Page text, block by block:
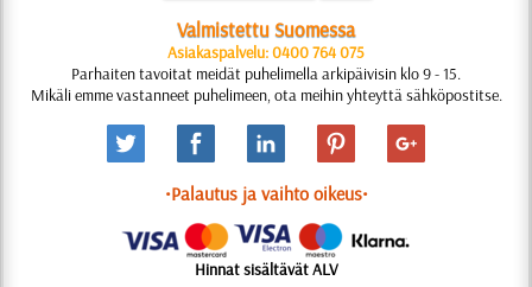
Valmistettu Suomessa
Asiakaspalvelu: 0400 764 075
Parhaiten tavoitat meidät puhelimella arkipäivisin klo 9 - 15.
Mikäli emme vastanneet puhelimeen, ota meihin yhteyttä sähköpostitse.
•Palautus ja vaihto oikeus•
Hinnat sisältävät ALV